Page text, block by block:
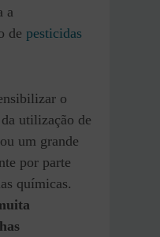
a
de pesticidas
o
utilização de
um grande
por parte
químicas.